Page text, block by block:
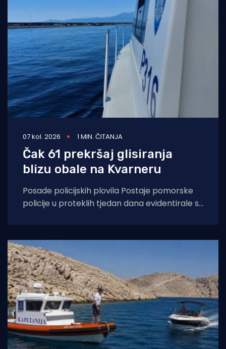
07 kol. 2026 1 MIN. ČITANJA
Čak 61 prekršaj glisiranja
blizu obale na Kvarneru
Posade policijskih plovila Postaje pomorske
policije u proteklih tjedan dana evidentirale su